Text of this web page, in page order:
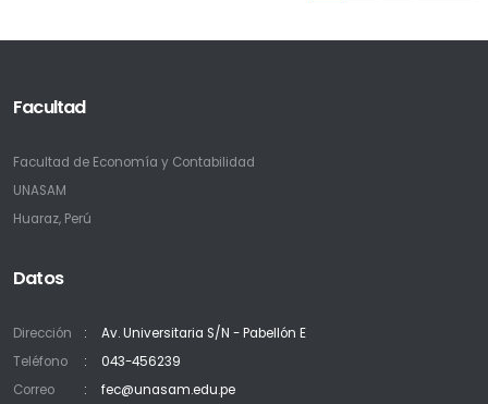
Facultad
Facultad de Economía y Contabilidad
UNASAM
Huaraz, Perú
Datos
Dirección
Av. Universitaria S/N - Pabellón E
Teléfono
043-456239
Correo
fec@unasam.edu.pe